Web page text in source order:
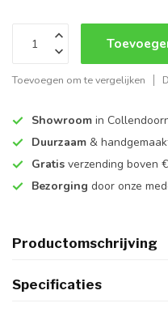
Toevoegen om te vergelijken
Showroom in
Duurzaam &
Gratis verzending boven
Bezorging door onze
Productomschrijving
Specificaties